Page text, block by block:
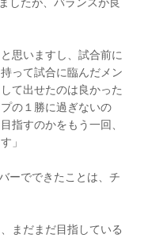
思いますし、試合前に
って試合に臨んだメン
て出せたのは良かった
の１勝に過ぎないの
指すのかをもう一回、
」
ーでできたことは、チ
まだまだ目指している